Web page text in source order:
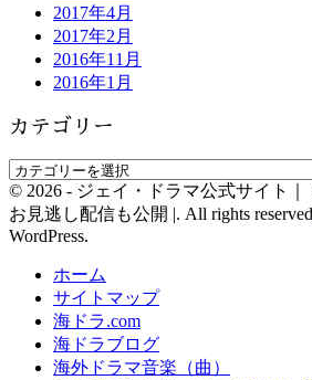
2017年4月
2017年2月
2016年11月
2016年1月
カテゴリー
© 2026 - ジェイ・ドラマ公式サイト｜
お見逃し配信も公開 |. All rights
WordPress.
ホーム
サイトマップ
海ドラ.com
海ドラブログ
海外ドラマ音楽（曲）